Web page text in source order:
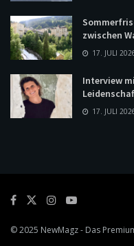
zwischen
17. JULI
Interview
17. JULI
© 2025 NewMagz- Das